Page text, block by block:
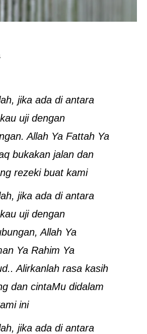
jika ada di antara
uji dengan
Allah Ya Fattah Ya
bukakan jalan dan
rezeki buat kami
jika ada di antara
uji dengan
Allah Ya
Ya Rahim Ya
Alirkanlah rasa kasih
dan cintaMu didalam
ini
jika ada di antara